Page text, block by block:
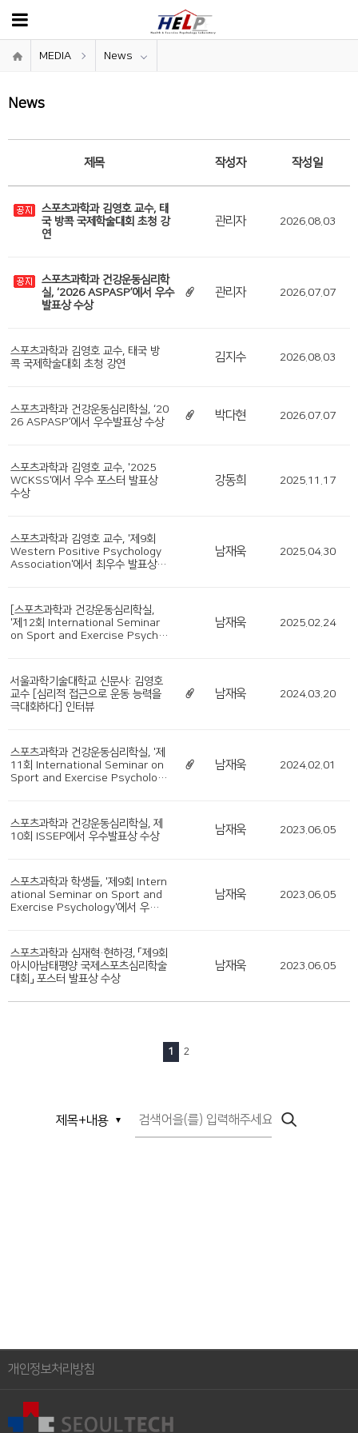
MEDIA News
News
제목 작성자 작성일
스포츠과학과 김영호 교수, 태
국 방콕 국제학술대회 초청 강
연
관리자 2026.08.03
스포츠과학과 건강운동심리학
실, ‘2026 ASPASP’에서 우수
발표상 수상
관리자 2026.07.07
스포츠과학과 김영호 교수, 태국 방
콕 국제학술대회 초청 강연
김지수 2026.08.03
스포츠과학과 건강운동심리학실, ‘20
26 ASPASP’에서 우수발표상 수상
박다현 2026.07.07
스포츠과학과 김영호 교수, '2025
WCKSS'에서 우수 포스터 발표상
수상
강동희 2025.11.17
스포츠과학과 김영호 교수, '제9회
Western Positive Psychology
Association'에서 최우수 발표상
남재욱 2025.04.30
[스포츠과학과 건강운동심리학실,
'제12회 International Seminar
on Sport and Exercise Psychol
남재욱 2025.02.24
서울과학기술대학교 신문사: 김영호
교수 [심리적 접근으로 운동 능력을
극대화하다] 인터뷰
남재욱 2024.03.20
스포츠과학과 건강운동심리학실, '제
11회 International Seminar on
Sport and Exercise Psycholog
남재욱 2024.02.01
스포츠과학과 건강운동심리학실, 제
10회 ISSEP에서 우수발표상 수상
남재욱 2023.06.05
스포츠과학과 학생들, '제9회 Intern
ational Seminar on Sport and
Exercise Psychology'에서 우수발
남재욱 2023.06.05
스포츠과학과 심재혁·현하경, 「제9회
아시아남태평양 국제스포츠심리학술
대회」 포스터 발표상 수상
남재욱 2023.06.05
1 2
개인정보처리방침